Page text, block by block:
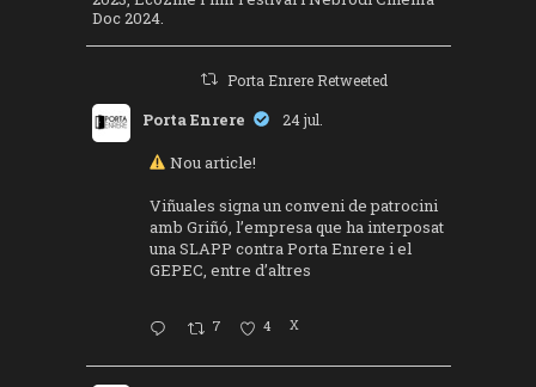
Doc 2024.
Porta Enrere Retweeted
Porta Enrere 24 jul.
Nou article!
Viñuales signa un conveni de patrocini
amb Griñó, l’empresa que ha interposat
una SLAPP contra Porta Enrere i el
GEPEC, entre d’altres
7 4 X